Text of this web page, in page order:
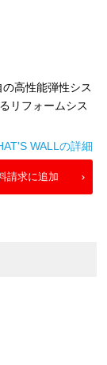
高性能弾性シス
リフォームシス
WALLの詳細
請求に追加